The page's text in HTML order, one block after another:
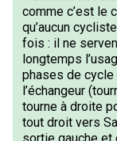
comme c’est le
qu’aucun
fois : il ne
longtemps
phases de cycle
l’échangeur
tourne à droite
tout droit vers